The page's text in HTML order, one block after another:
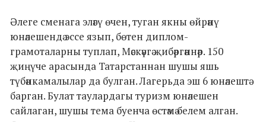
Әлеге сменага эләгү өчен, туган якны өйрәнү
юнәлешендә эссе язып, бөтен диплом-
грамоталарны туплап, Мәскәүгә җибәргәннәр. 150
җиңүче арасында Татарстаннан шушы яшь
түбәнкамалылар да булган. Лагерьда эш 6 юнәлештә
барган. Булат таулардагы туризм юнәлешен
сайлаган, шушы тема буенча өстәмә белем алган.